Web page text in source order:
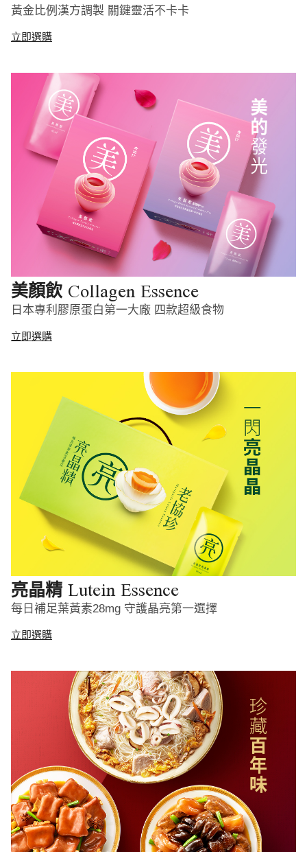
黃金比例漢方調製 關鍵靈活不卡卡
立即選購
美顏飲 Collagen Essence
日本專利膠原蛋白第一大廠 四款超級食物
立即選購
亮晶精 Lutein Essence
每日補足葉黃素28mg 守護晶亮第一選擇
立即選購